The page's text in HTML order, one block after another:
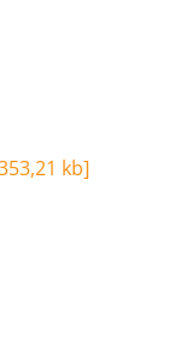
kb]